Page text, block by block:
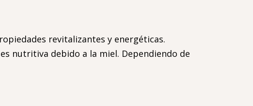
revitalizantes y energéticas.
nutritiva debido a la miel. Dependiendo de